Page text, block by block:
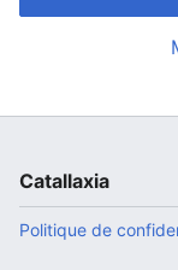
Catallaxia
Politique de